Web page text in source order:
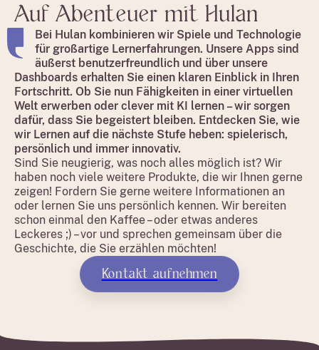
Auf Abenteuer mit Hulan
Bei Hulan kombinieren wir Spiele und Technologie
für großartige Lernerfahrungen. Unsere Apps sind
äußerst benutzerfreundlich und über unsere
Dashboards erhalten Sie einen klaren Einblick in Ihren
Fortschritt. Ob Sie nun Fähigkeiten in einer virtuellen
Welt erwerben oder clever mit KI lernen – wir sorgen
dafür, dass Sie begeistert bleiben. Entdecken Sie, wie
wir Lernen auf die nächste Stufe heben: spielerisch,
persönlich und immer innovativ.
Sind Sie neugierig, was noch alles möglich ist? Wir
haben noch viele weitere Produkte, die wir Ihnen gerne
zeigen! Fordern Sie gerne weitere Informationen an
oder lernen Sie uns persönlich kennen. Wir bereiten
schon einmal den Kaffee – oder etwas anderes
Leckeres ;) – vor und sprechen gemeinsam über die
Geschichte, die Sie erzählen möchten!
Kontakt aufnehmen